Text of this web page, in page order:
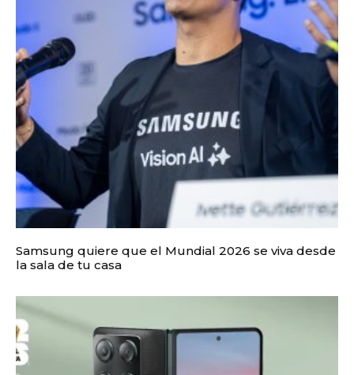
Samsung quiere que el Mundial 2026 se viva desde
la sala de tu casa